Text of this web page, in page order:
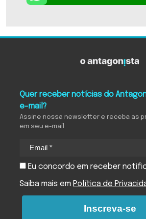
Quer receber notícias do
e-mail?
Assine nossa newsletter e receba as
em seu e-mail
Eu concordo em receber
Saiba mais em Política de
Inscreva-se